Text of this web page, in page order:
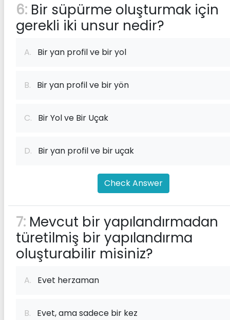
6: Bir süpürme oluşturmak için
gerekli iki unsur nedir?
A. Bir yan profil ve bir yol
B. Bir yan profil ve bir yön
C. Bir Yol ve Bir Uçak
D. Bir yan profil ve bir uçak
Check Answer
7: Mevcut bir yapılandırmadan
türetilmiş bir yapılandırma
oluşturabilir misiniz?
A. Evet herzaman
B. Evet, ama sadece bir kez